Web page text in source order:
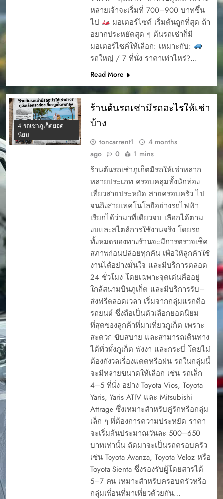
หลายเจ้าจะเริ่มที่ 700–900 บาทขึ้น
ไป
มอเตอร์ไซค์ เริ่มต้นถูกที่สุด ถ้า
อยากประหยัดสุด ๆ ต้นรถเช่าก็มี
มอเตอร์ไซค์ให้เลือก: เหมาะกับ:
รถใหญ่ / 7 ที่นั่ง ราคาเท่าไหร่?…
Read More
4 รถเช่าภูเก็ตยอด
นิยม
ร้านต้นรถเช่ามีรถอะไรให้เช่า
บ้าง
toncarrent1
4 months
ago
0 1 mins
ร้านต้นรถเช่าภูเก็ตมีรถให้เช่าหลาก
หลายประเภท ครอบคลุมทั้งนักท่อง
เที่ยวสายประหยัด สายครอบครัว ไป
จนถึงสายเทคโนโลยีอย่างรถไฟฟ้า
เรียกได้ว่ามาที่เดียวจบ เลือกได้ตาม
งบและสไตล์การใช้งานจริง โดยรถ
ทั้งหมดของทางร้านจะมีการตรวจเช็ค
สภาพก่อนปล่อยทุกคัน เพื่อให้ลูกค้าใช้
งานได้อย่างมั่นใจ และมีบริการตลอด
24 ชั่วโมง โดยเฉพาะจุดเด่นคืออยู่
ใกล้สนามบินภูเก็ต และมีบริการรับ–
ส่งฟรีตลอดเวลา เริ่มจากกลุ่มแรกคือ
รถยนต์ ซึ่งถือเป็นตัวเลือกยอดนิยม
ที่สุดของลูกค้าที่มาเที่ยวภูเก็ต เพราะ
สะดวก ขับสบาย และสามารถเดินทาง
ได้ทั่วทั้งภูเก็ต พังงา และกระบี่ โดยไม่
ต้องกังวลเรื่องแดดหรือฝน รถในกลุ่มนี้
จะมีหลายขนาดให้เลือก เช่น รถเล็ก
4–5 ที่นั่ง อย่าง Toyota Vios, Toyota
Yaris, Yaris ATIV และ Mitsubishi
Attrage ซึ่งเหมาะสำหรับคู่รักหรือกลุ่ม
เล็ก ๆ ที่ต้องการความประหยัด ราคา
จะเริ่มต้นประมาณวันละ 500–650
บาทเท่านั้น ถัดมาจะเป็นรถครอบครัว
เช่น Toyota Avanza, Toyota Veloz หรือ
Toyota Sienta ซึ่งรองรับผู้โดยสารได้
5–7 คน เหมาะสำหรับครอบครัวหรือ
กลุ่มเพื่อนที่มาเที่ยวด้วยกัน…